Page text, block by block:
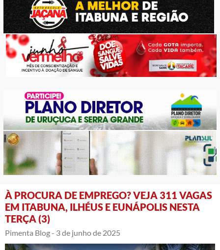
À PROCURA DE EMPREGO? VEJA 311 VAGAS
EM ITABUNA, ILHÉUS E EUNÁPOLIS NESTA
TERÇA (3)
Pimenta Blog - 3 de junho de 2025